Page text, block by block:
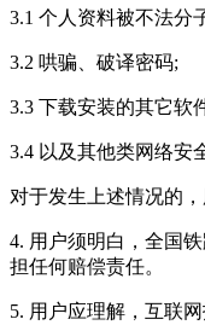
3.1 个人资料被不法分
3.2 哄骗、破译密码;
3.3 下载安装的其它软
3.4 以及其他类网络安
对于发生上述情况的
4. 用户须明白， 全国
担任何赔偿责任。
5. 用户应理解，互联